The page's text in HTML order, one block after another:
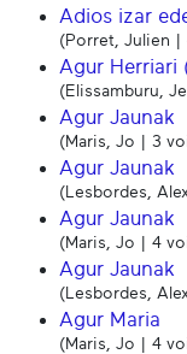
Adios izar
(Porret, Julien |
Agur Herriari
(Elissamburu,
Agur Jaunak
(Maris, Jo | 3
Agur Jaunak
(Lesbordes,
Agur Jaunak
(Maris, Jo | 4
Agur Jaunak
(Lesbordes,
Agur Maria
(Maris, Jo | 4